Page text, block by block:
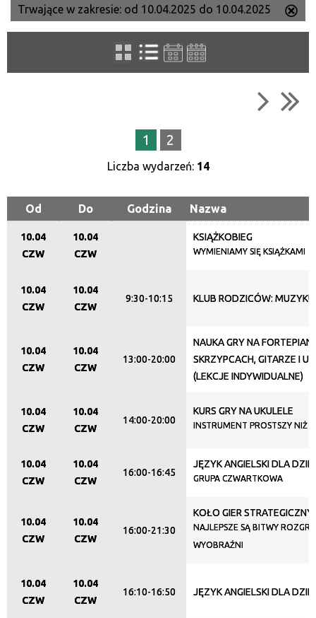
Szukana fraza
Kategoria
Promowane
Trwające w zakresie: od 10.04.2025 do 10.04.2025
ten
1 2
Liczba wydarzeń: 14
Od Do Godzina Nazwa
10.04
CZW
10.04
CZW
KSIĄŻKOBIEG
WYMIENIAMY SIĘ KSIĄŻKAMI
10.04
CZW
10.04
CZW
9:30-10:15 KLUB RODZICÓW:
10.04
CZW
10.04
CZW
13:00-20:00
NAUKA GRY NA
SKRZYPCACH, GITARZE I
(LEKCJE INDYWIDUALNE)
10.04
CZW
10.04
CZW
14:00-20:00
KURS GRY NA UKULELE
INSTRUMENT PROSTSZY NIŻ
10.04
CZW
10.04
CZW
16:00-16:45
JĘZYK ANGIELSKI DLA
GRUPA CZWARTKOWA
10.04
CZW
10.04
CZW
16:00-21:30
KOŁO GIER
NAJLEPSZE SĄ BITWY
WYOBRAŹNI
10.04
CZW
10.04
CZW
16:10-16:50 JĘZYK ANGIELSKI DLA